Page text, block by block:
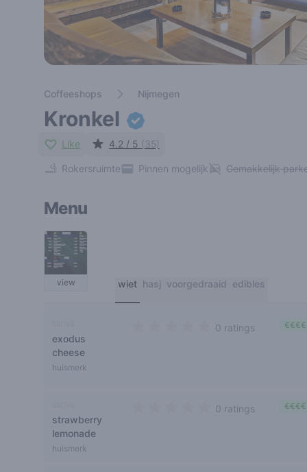
Coffeeshops Nijmegen
Kronkel
Like 4.2 / 5 (35)
Rokersruimte Pinnen mogelijk Gemakkelijk
Menu
view wiet hasj voorgedraaid edibles
exodus
cheese
huismerk
0 ratings €€€€
strawberry
lemonade
huismerk
0 ratings €€€€